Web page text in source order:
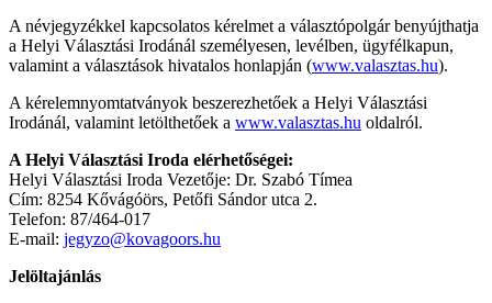
A névjegyzékkel kapcsolatos kérelmet a választópolgár benyújthatja
a Helyi Választási Irodánál személyesen, levélben, ügyfélkapun,
valamint a választások hivatalos honlapján (www.valasztas.hu).
A kérelemnyomtatványok beszerezhetőek a Helyi Választási
Irodánál, valamint letölthetőek a www.valasztas.hu oldalról.
A Helyi Választási Iroda elérhetőségei:
Helyi Választási Iroda Vezetője: Dr. Szabó Tímea
Cím: 8254 Kővágóörs, Petőfi Sándor utca 2.
Telefon: 87/464-017
E-mail: jegyzo@kovagoors.hu
Jelöltajánlás